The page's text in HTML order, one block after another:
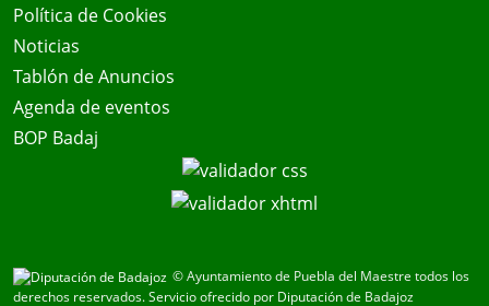
Política de Cookies
Noticias
Tablón de Anuncios
Agenda de eventos
BOP Badaj
© Ayuntamiento de Puebla del Maestre todos los
derechos reservados.Servicio ofrecido por Diputación de Badajoz